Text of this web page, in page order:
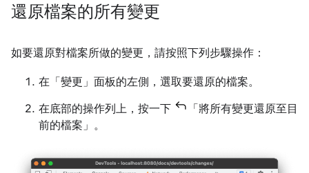
還原檔案的所有變更
如要還原對檔案所做的變更，請按照下列步驟操作：
在「變更」 面板的左側，選取要還原的檔案。
在底部的操作列上，按一下
「將所有變更還原至目
前的檔案」 。